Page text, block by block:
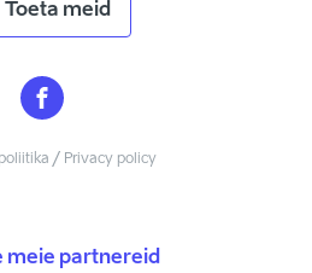
Toeta meid
/ Privacy policy
meie partnereid